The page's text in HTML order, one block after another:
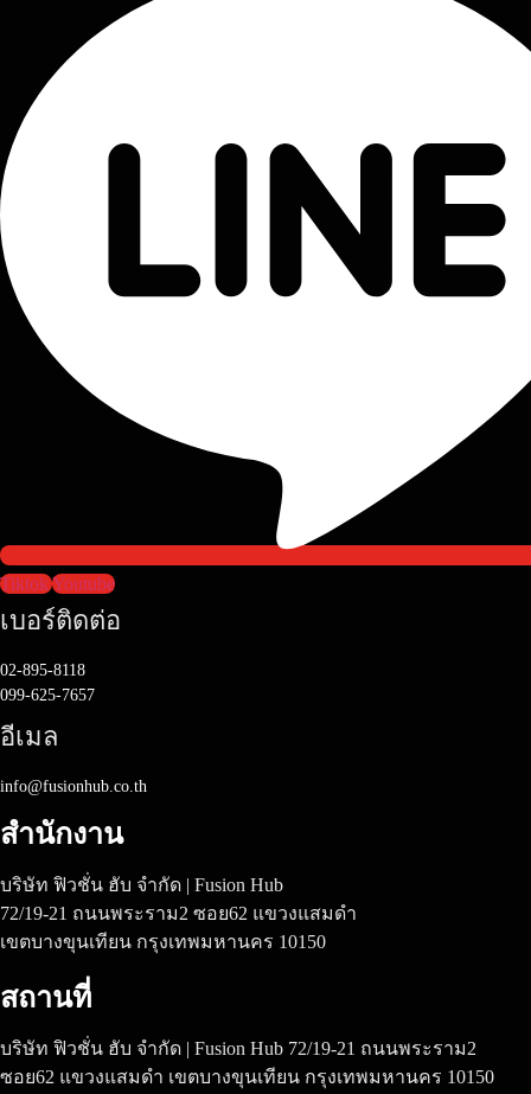
Tiktok Youtube
เบอร์ติดต่อ
02-895-8118
099-625-7657
อีเมล
info@fusionhub.co.th
สำนักงาน
บริษัท ฟิวชั่น ฮับ จำกัด | Fusion Hub
72/19-21 ถนนพระราม2 ซอย62 แขวงแสมดำ
เขตบางขุนเทียน กรุงเทพมหานคร 10150
สถานที่
บริษัท ฟิวชั่น ฮับ จำกัด | Fusion Hub 72/19-21 ถนนพระราม2
ซอย62 แขวงแสมดำ เขตบางขุนเทียน กรุงเทพมหานคร 10150